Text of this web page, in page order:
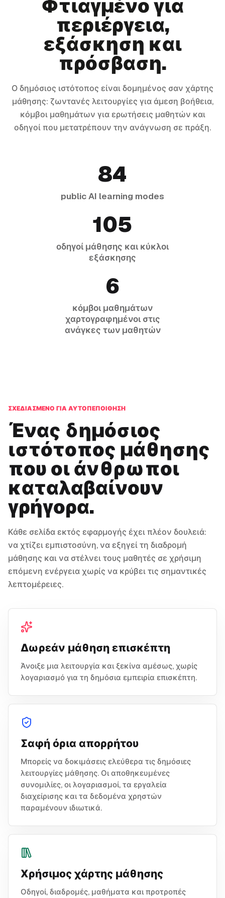
Φτιαγμένο για
περιέργεια,
εξάσκηση και
πρόσβαση.
Ο δημόσιος ιστότοπος είναι δομημένος σαν χάρτης
μάθησης: ζωντανές λειτουργίες για άμεση βοήθεια,
κόμβοι μαθημάτων για ερωτήσεις μαθητών και
οδηγοί που μετατρέπουν την ανάγνωση σε πράξη.
84
public AI learning modes
105
οδηγοί μάθησης και κύκλοι
εξάσκησης
6
κόμβοι μαθημάτων
χαρτογραφημένοι στις
ανάγκες των μαθητών
ΣΧΕΔΙΑΣΜΈΝΟ ΓΙΑ ΑΥΤΟΠΕΠΟΊΘΗΣΗ
Ένας δημόσιος
ιστότοπος μάθησης
που οι άνθρωποι
καταλαβαίνουν
γρήγορα.
Κάθε σελίδα εκτός εφαρμογής έχει πλέον δουλειά:
να χτίζει εμπιστοσύνη, να εξηγεί τη διαδρομή
μάθησης και να στέλνει τους μαθητές σε χρήσιμη
επόμενη ενέργεια χωρίς να κρύβει τις σημαντικές
λεπτομέρειες.
Δωρεάν μάθηση επισκέπτη
Άνοιξε μια λειτουργία και ξεκίνα αμέσως, χωρίς
λογαριασμό για τη δημόσια εμπειρία επισκέπτη.
Σαφή όρια απορρήτου
Μπορείς να δοκιμάσεις ελεύθερα τις δημόσιες
λειτουργίες μάθησης. Οι αποθηκευμένες
συνομιλίες, οι λογαριασμοί, τα εργαλεία
διαχείρισης και τα δεδομένα χρηστών
παραμένουν ιδιωτικά.
Χρήσιμος χάρτης μάθησης
Οδηγοί, διαδρομές, μαθήματα και προτροπές